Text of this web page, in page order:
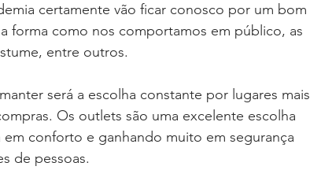
certamente vão ficar conosco por um bom
forma como nos comportamos em público, as
entre outros.
será a escolha constante por lugares mais
Os outlets são uma excelente escolha
conforto e ganhando muito em segurança
de pessoas.